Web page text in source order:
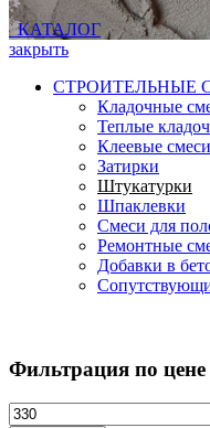
КАТАЛОГ
закрыть
СТРОИТЕЛЬНЫЕ
Кладочные
Теплые
Клеевые смеси
Затирки
Штукатурки
Шпаклевки
Смеси для
Ремонтные
Добавки в
Фильтрация по цене